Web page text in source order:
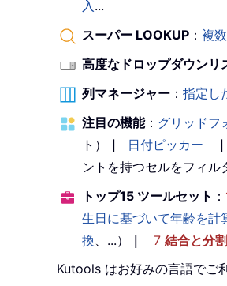
入...
スーパー LOOKUP ： 複
高度なドロップダウンリ
列マネージャー ： 指定し
注目の機能： グリッドフ
ト）
｜ 日付ピッカー ｜
ントを持つセルをフィル
トップ15 ツールセット ：
生日に基づいて年齢を計
換、...） ｜ 7 結合と分割
Kutools はお好みの言語でご